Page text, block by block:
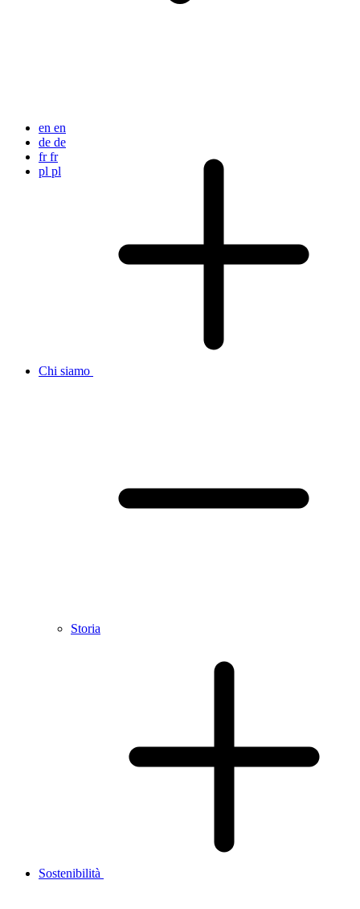
en en
de de
fr fr
pl pl
Chi siamo
Storia
Sostenibilità